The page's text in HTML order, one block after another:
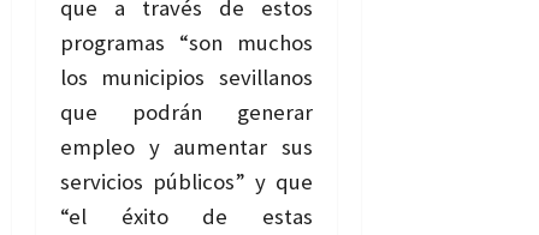
que a través de estos
programas “son muchos
los municipios sevillanos
que podrán generar
empleo y aumentar sus
servicios públicos” y que
“el éxito de estas